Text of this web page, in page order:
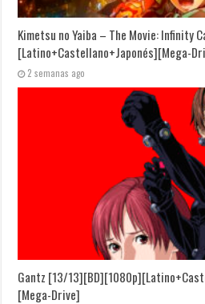
Kimetsu no Yaiba – The Movie: Infinity
[Latino+Castellano+Japonés][Mega-
2 semanas ago
Gantz [13/
[Mega-Drive]